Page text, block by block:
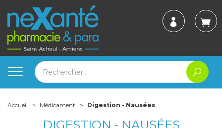
Accueil Médicament Digestion - Nausées
DIGESTION - NAUSÉES